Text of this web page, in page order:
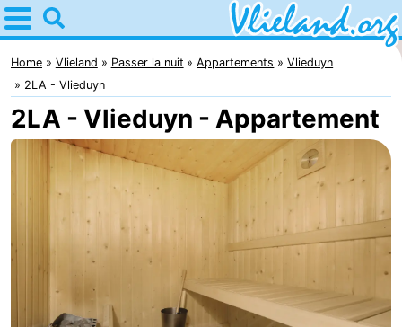
Home
Vlieland
Astuces
Avec
laAppartements
Home Vlieland Passer la nuit Appartements
Vlieduyn
2LA - Vlieduyn
2LA - Vlieduyn - Appartement